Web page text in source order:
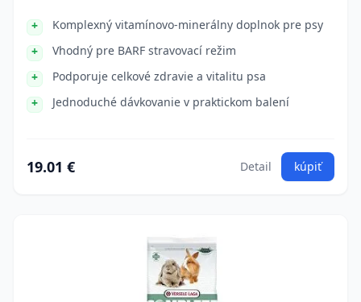
Komplexný vitamínovo-minerálny doplnok pre psy
Vhodný pre BARF stravovací režim
Podporuje celkové zdravie a vitalitu psa
Jednoduché dávkovanie v praktickom balení
19.01 € Detail kúpiť